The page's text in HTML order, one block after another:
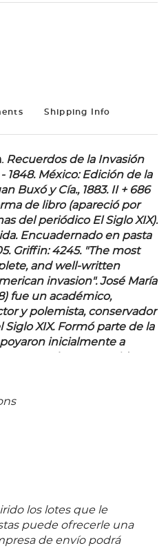
Shipping Info
Recuerdos de la Invasión
1848.México: Edición de la
Buxó y Cía., 1883. II + 686
de libro (apareció por
del periódico El Siglo XIX).
Encuadernado en pasta
Griffin: 4245. "The most
and well-written
invasion". José María
fue un académico,
y polemista, conservador
XIX. Formó parte de la
inicialmente a
de la Revolución de Texas
En todo momento
heroicos quienes
los lotes que le
puede ofrecerle una
de envío podrá